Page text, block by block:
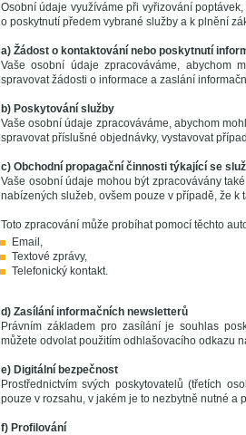
Osobní údaje využíváme při vyřizování
o poskytnutí předem vybrané služby a k plnění
a) Žádost o kontaktování nebo poskytnutí
Vaše osobní údaje zpracováváme, abychom
spravovat žádosti o informace a zaslání
b) Poskytování služby
Vaše osobní údaje zpracováváme, abychom
spravovat příslušné objednávky, vystavovat
c) Obchodní propagační činnosti týkající se
Vaše osobní údaje mohou být zpracovávány
nabízených služeb, ovšem pouze v případě, že
Toto zpracování může probíhat pomocí těchto
Email,
Textové zprávy,
Telefonický kontakt.
d) Zasílání informačních newsletterů
Právním základem pro zasílání je souhlas
můžete odvolat použitím odhlašovacího odkazu
e) Digitální bezpečnost
Prostřednictvím svých poskytovatelů (třetích
pouze v rozsahu, v jakém je to nezbytně nutné
f) Profilování